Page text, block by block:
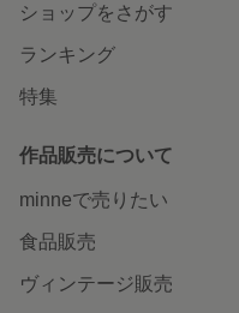
ショップをさがす
ランキング
特集
作品販売について
minneで売りたい
食品販売
ヴィンテージ販売